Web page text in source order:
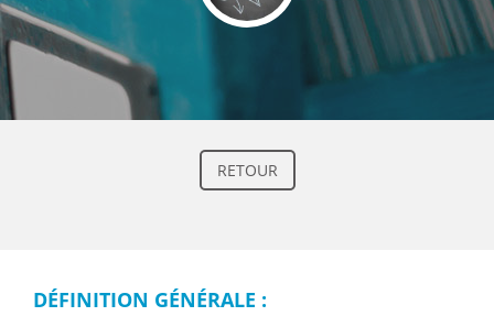
RETOUR
DÉFINITION GÉNÉRALE :